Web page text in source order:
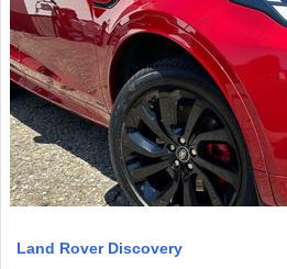
Land Rover Discovery